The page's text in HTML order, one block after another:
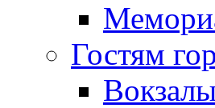
Гостям